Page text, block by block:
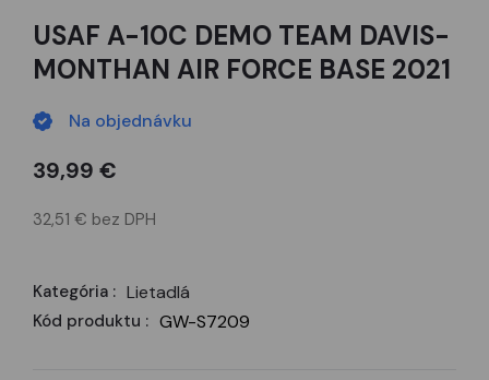
USAF A-10C DEMO TEAM DAVIS-
MONTHAN AIR FORCE BASE 2021
Na objednávku
39,99 €
32,51 € bez DPH
Kategória : Lietadlá
Kód produktu : GW-S7209